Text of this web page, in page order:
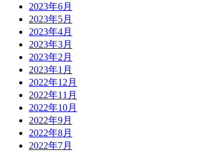
2023年6月
2023年5月
2023年4月
2023年3月
2023年2月
2023年1月
2022年12月
2022年11月
2022年10月
2022年9月
2022年8月
2022年7月